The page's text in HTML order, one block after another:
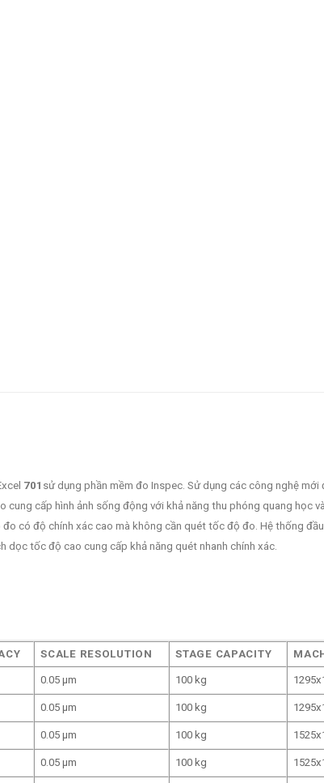
701 sử dụng phần mềm đo Inspec. Sử dụng các công nghệ
cấp hình ảnh sống động với khả năng thu phóng quang học
có độ chính xác cao mà không cần quét tốc độ đo. Hệ thống
tốc độ cao cung cấp khả năng quét nhanh chính xác.
SCALE RESOLUTION STAGE CAPACITY
0.05 µm 100 kg
0.05 µm 100 kg
0.05 µm 100 kg
0.05 µm 100 kg